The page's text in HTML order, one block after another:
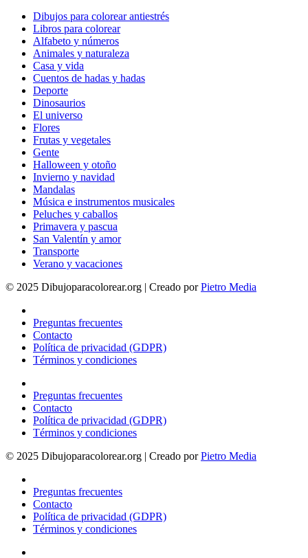
Dibujos para colorear antiestrés
Libros para colorear
Alfabeto y números
Animales y naturaleza
Casa y vida
Cuentos de hadas y hadas
Deporte
Dinosaurios
El universo
Flores
Frutas y vegetales
Gente
Halloween y otoño
Invierno y navidad
Mandalas
Música e instrumentos musicales
Peluches y caballos
Primavera y pascua
San Valentín y amor
Transporte
Verano y vacaciones
© 2025 Dibujoparacolorear.org | Creado porPietro Media
Preguntas frecuentes
Contacto
Política de privacidad (GDPR)
Términos y condiciones
Preguntas frecuentes
Contacto
Política de privacidad (GDPR)
Términos y condiciones
© 2025 Dibujoparacolorear.org | Creado porPietro Media
Preguntas frecuentes
Contacto
Política de privacidad (GDPR)
Términos y condiciones